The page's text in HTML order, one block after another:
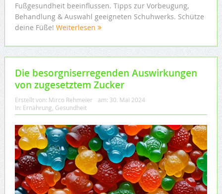
Fußgesundheit beeinflussen. Tipps zur Vorbeugung,
Behandlung & Auswahl geeigneten Schuhwerks. Schütze
deine Füße! Weiterlesen
Die besorgniserregenden Auswirkungen
von zugesetztem Zucker
Erstellt von: Mirco Rehmeier am: 30. Mai 2024
In: Ernährung Gesundheit